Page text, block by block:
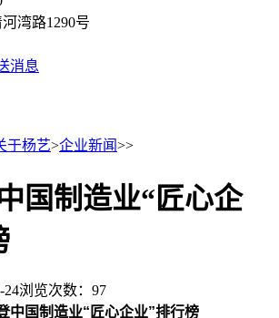
湾路1290号
于杨艺>企业新闻>>
国制造业“匠心企
24浏览次数： 97
中国制造业“匠心企业”排行榜